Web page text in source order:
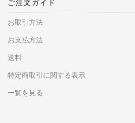
ご注文ガイド
お取引方法
お支払方法
送料
特定商取引に関する表示
一覧を見る